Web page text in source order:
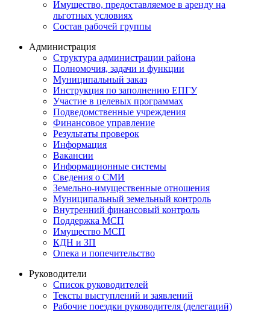
Имущество, предоставляемое в аренду на
льготных условиях
Состав рабочей группы
Администрация
Структура администрации района
Полномочия, задачи и функции
Муниципальный заказ
Инструкция по заполнению ЕПГУ
Участие в целевых программах
Подведомственные учреждения
Финансовое управление
Результаты проверок
Информация
Вакансии
Информационные системы
Сведения о СМИ
Земельно-имущественные отношения
Муниципальный земельный контроль
Внутренний финансовый контроль
Поддержка МСП
Имущество МСП
КДН и ЗП
Опека и попечительство
Руководители
Список руководителей
Тексты выступлений и заявлений
Рабочие поездки руководителя (делегаций)